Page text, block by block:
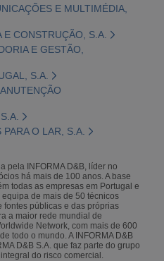
E MULTIMÉDIA,
CONSTRUÇÃO, S.A.
E GESTÃO,
S.A.
O LAR, S.A.
pela INFORMA D&B, líder no
há mais de 100 anos. A base
todas as empresas em Portugal e
de mais de 50 técnicos
fontes públicas e das próprias
a maior rede mundial de
Network, com mais de 600
todo o mundo. A INFORMA D&B
D&B S.A. que faz parte do grupo
do risco comercial.